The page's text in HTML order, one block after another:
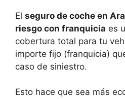
El seguro de coche en
riesgo con franquicia es
cobertura total para tu
importe fijo (franquicia)
caso de siniestro.
Esto hace que sea más